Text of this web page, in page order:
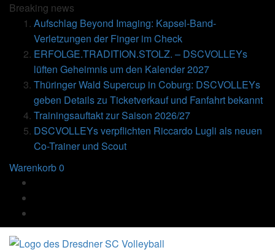
Breaking news
Aufschlag Beyond Imaging: Kapsel-Band-
Verletzungen der Finger im Check
ERFOLGE.TRADITION.STOLZ. – DSCVOLLEYs
lüften Geheimnis um den Kalender 2027
Thüringer Wald Supercup in Coburg: DSCVOLLEYs
geben Details zu Ticketverkauf und Fanfahrt bekannt
Trainingsauftakt zur Saison 2026/27
DSCVOLLEYs verpflichten Riccardo Lugli als neuen
Co-Trainer und Scout
Warenkorb0